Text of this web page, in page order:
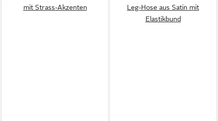
mit Strass-Akzenten
Leg-Hose aus Satin mit
Elastikbund